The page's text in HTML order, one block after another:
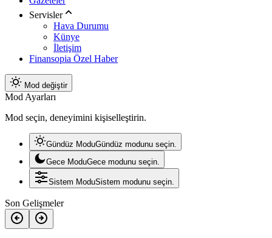
Servisler
Hava Durumu
Künye
İletişim
Finansopia Özel Haber
Mod değiştir
Mod Ayarları
Mod seçin, deneyimini kişiselleştirin.
Gündüz ModuGündüz modunu seçin.
Gece ModuGece modunu seçin.
Sistem ModuSistem modunu seçin.
Son Gelişmeler